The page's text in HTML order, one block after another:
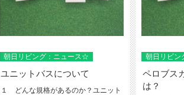
朝日リビング：ニュース☆
ユニットバスについて
１ どんな規格があるのか？ユニット
朝日リビ
ペロブス
は？